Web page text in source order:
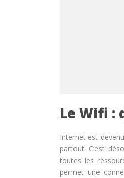
Le Wifi :
Internet est
partout. C’est
toutes les
permet une